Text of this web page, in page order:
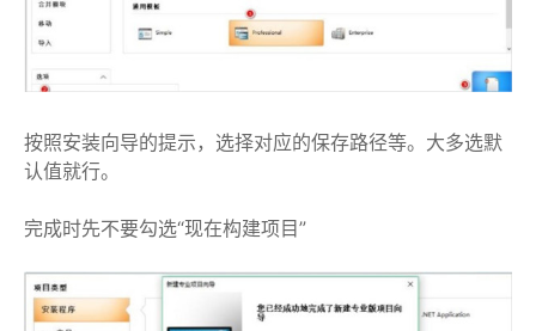
按照安装向导的提示，选择对应的保存路径等。大多选默
认值就行。
完成时先不要勾选“现在构建项目”